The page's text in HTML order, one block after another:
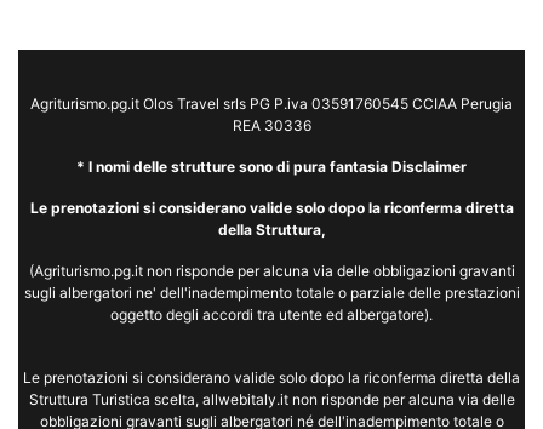
Agriturismo.pg.it Olos Travel srls PG P.iva 03591760545 CCIAA Perugia
REA 30336
* I nomi delle strutture sono di pura fantasia Disclaimer
Le prenotazioni si considerano valide solo dopo la riconferma diretta
della Struttura,
(Agriturismo.pg.it non risponde per alcuna via delle obbligazioni gravanti
sugli albergatori ne' dell'inadempimento totale o parziale delle prestazioni
oggetto degli accordi tra utente ed albergatore).
Le prenotazioni si considerano valide solo dopo la riconferma diretta della
Struttura Turistica scelta, allwebitaly.it non risponde per alcuna via delle
obbligazioni gravanti sugli albergatori né dell'inadempimento totale o